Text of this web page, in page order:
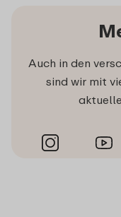
Auch in den
sind wir mit